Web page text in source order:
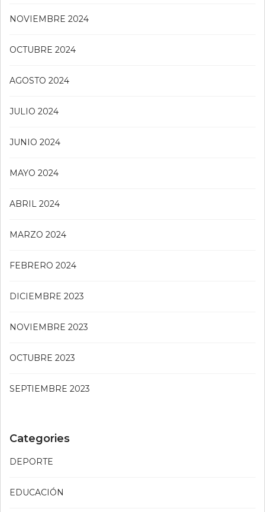
NOVIEMBRE 2024
OCTUBRE 2024
AGOSTO 2024
JULIO 2024
JUNIO 2024
MAYO 2024
ABRIL 2024
MARZO 2024
FEBRERO 2024
DICIEMBRE 2023
NOVIEMBRE 2023
OCTUBRE 2023
SEPTIEMBRE 2023
Categories
DEPORTE
EDUCACIÓN